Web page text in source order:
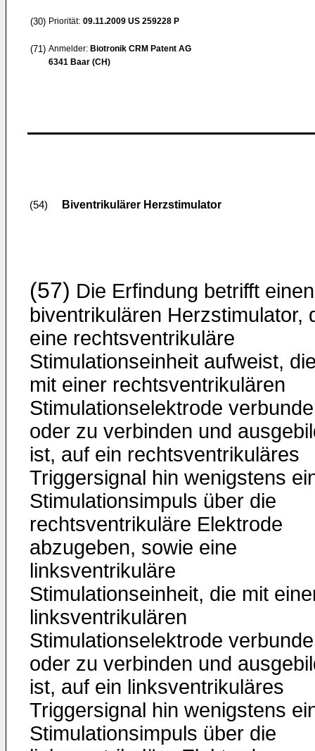
(30) Priorität: 09.11.2009 US 259228 P
(71) Anmelder: Biotronik CRM Patent AG
6341 Baar (CH)
(54) Biventrikulärer Herzstimulator
(57) Die Erfindung betrifft einen
biventrikulären Herzstimulator,
eine rechtsventrikuläre
Stimulationseinheit aufweist,
mit einer rechtsventrikulären
Stimulationselektrode
oder zu verbinden und
ist, auf ein rechtsventrikuläres
Triggersignal hin wenigstens
Stimulationsimpuls über die
rechtsventrikuläre Elektrode
abzugeben, sowie eine
linksventrikuläre
Stimulationseinheit, die mit
linksventrikulären
Stimulationselektrode
oder zu verbinden und
ist, auf ein linksventrikuläres
Triggersignal hin wenigstens
Stimulationsimpuls über die